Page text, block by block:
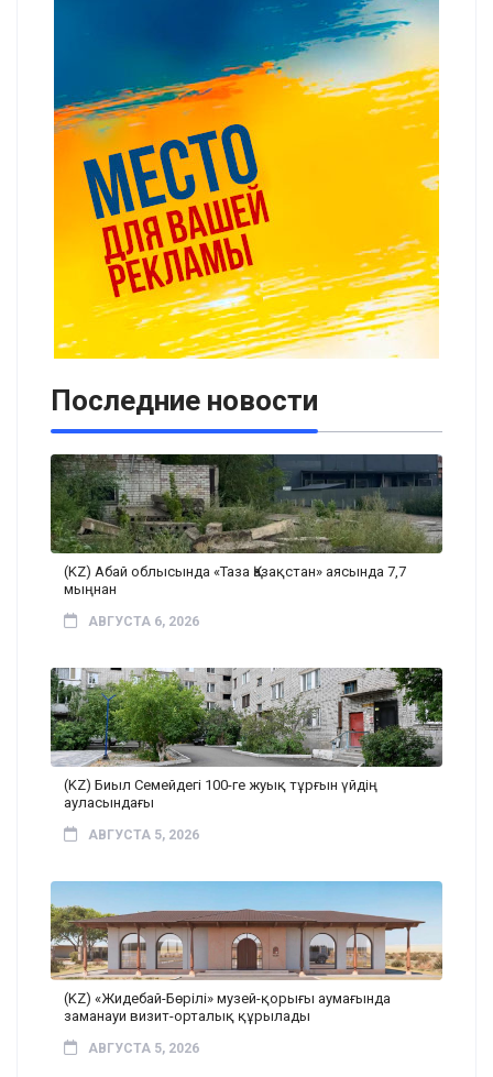
Последние новости
(KZ) Абай облысында «Таза Қазақстан» аясында 7,7
мыңнан
АВГУСТА 6, 2026
(KZ) Биыл Семейдегі 100-ге жуық тұрғын үйдің
ауласындағы
АВГУСТА 5, 2026
(KZ) «Жидебай-Бөрілі» музей-қорығы аумағында
заманауи визит-орталық құрылады
АВГУСТА 5, 2026